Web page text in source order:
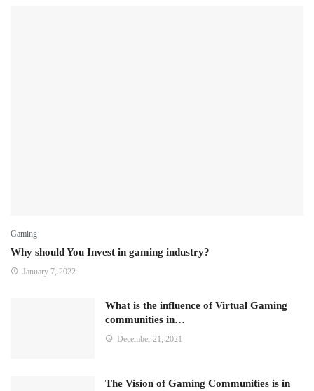
Gaming
Why should You Invest in gaming industry?
January 7, 2022
What is the influence of Virtual Gaming
communities in…
December 21, 2021
The Vision of Gaming Communities is in